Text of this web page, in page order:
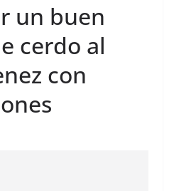
un buen
cerdo al
con